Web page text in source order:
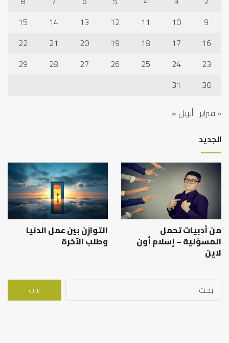
9
10
11
12
13
14
15
16
17
18
19
20
21
22
23
24
25
26
27
28
29
30
31
« فبراير أبريل »
الجديد
من أدبيات تحمل
المسؤلية – إسلام أون
لاين
التوازن بين عمل الدنيا
وطلب الآخرة
البحث